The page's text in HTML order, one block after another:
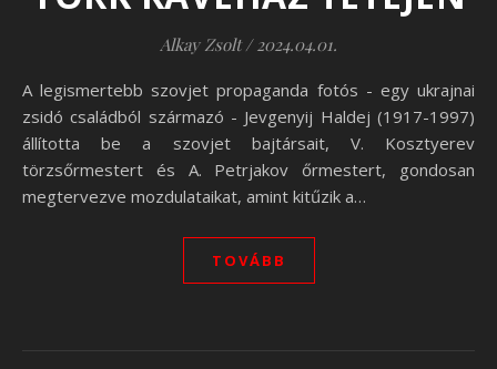
Alkay Zsolt / 2024.04.01.
A legismertebb szovjet propaganda fotós - egy ukrajnai
zsidó családból származó - Jevgenyij Haldej (1917-1997)
állította be a szovjet bajtársait, V. Kosztyerev
törzsőrmestert és A. Petrjakov őrmestert, gondosan
megtervezve mozdulataikat, amint kitűzik a…
TOVÁBB